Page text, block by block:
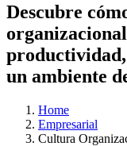
Descubre
un ambiente
Home
Empresarial
Cultura